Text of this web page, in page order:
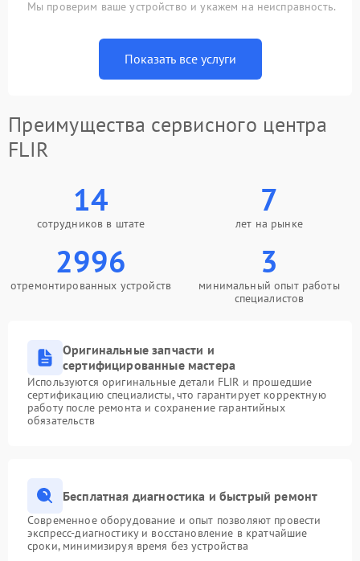
Мы проверим ваше устройство и укажем на неисправность.
Показать все услуги
Преимущества сервисного центра
FLIR
14
сотрудников в штате
7
лет на рынке
2996
отремонтированных устройств
3
минимальный опыт работы
специалистов
Оригинальные запчасти и
сертифицированные мастера
Используются оригинальные детали FLIR и прошедшие
сертификацию специалисты, что гарантирует корректную
работу после ремонта и сохранение гарантийных
обязательств
Бесплатная диагностика и быстрый ремонт
Современное оборудование и опыт позволяют провести
экспресс-диагностику и восстановление в кратчайшие
сроки, минимизируя время без устройства